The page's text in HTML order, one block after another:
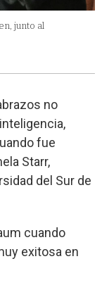
junto al
no
fue
Starr,
del Sur de
cuando
exitosa en